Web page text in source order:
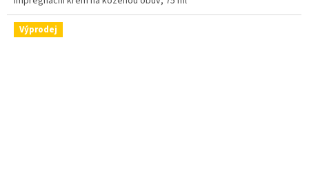
Výprodej